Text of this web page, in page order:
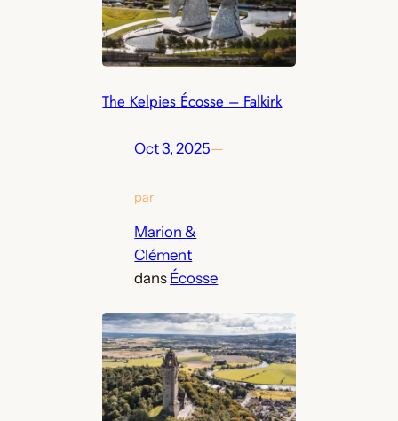
The Kelpies Écosse – Falkirk
Oct 3, 2025—
par
Marion &
Clément
dans Écosse